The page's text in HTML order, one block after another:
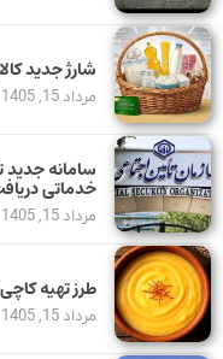
شارژ جدید
مرداد 15, 1405
سامانه جدید
خدماتی دریافت
مرداد 15, 1405
طرز تهیه کاچی
مرداد 15, 1405